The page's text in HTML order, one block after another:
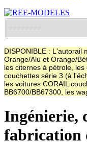
DISPONIBLE : L'autorail
Orange/Alu et Orange/
les citernes à pétrole, les
couchettes série 3 (à
les voitures CORAIL
BB6700/BB67300, les
Ingénierie,
fabrication